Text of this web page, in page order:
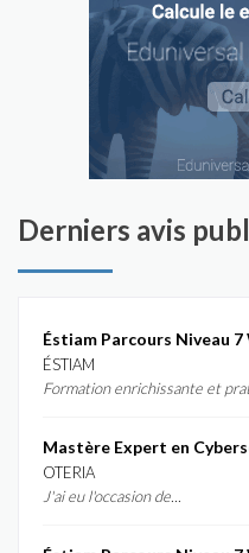
Derniers avis
Éstiam Parcours Niveau 7
ÉSTIAM
Formation enrichissante et
Mastère Expert en
OTERIA
J'ai eu l'occasion de...